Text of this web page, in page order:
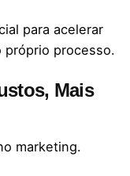
para acelerar
próprio processo.
Mais
marketing.